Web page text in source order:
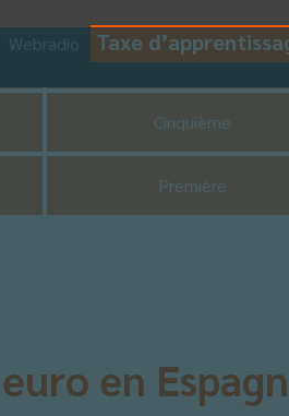
Taxe
UNSS
Cinquième
Première
en